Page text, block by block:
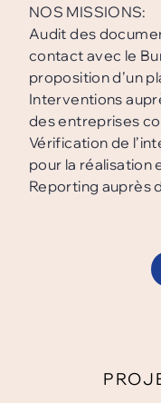
NOS MISSIONS:
Audit des
contact avec le
proposition d’un
Interventions
des entreprises
Vérification de
pour la
Reporting auprès